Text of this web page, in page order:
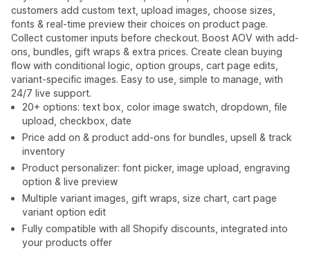
customers add custom text, upload images, choose sizes,
fonts & real-time preview their choices on product page.
Collect customer inputs before checkout. Boost AOV with add-
ons, bundles, gift wraps & extra prices. Create clean buying
flow with conditional logic, option groups, cart page edits,
variant-specific images. Easy to use, simple to manage, with
24/7 live support.
20+ options: text box, color image swatch, dropdown, file
upload, checkbox, date
Price add on & product add-ons for bundles, upsell & track
inventory
Product personalizer: font picker, image upload, engraving
option & live preview
Multiple variant images, gift wraps, size chart, cart page
variant option edit
Fully compatible with all Shopify discounts, integrated into
your products offer